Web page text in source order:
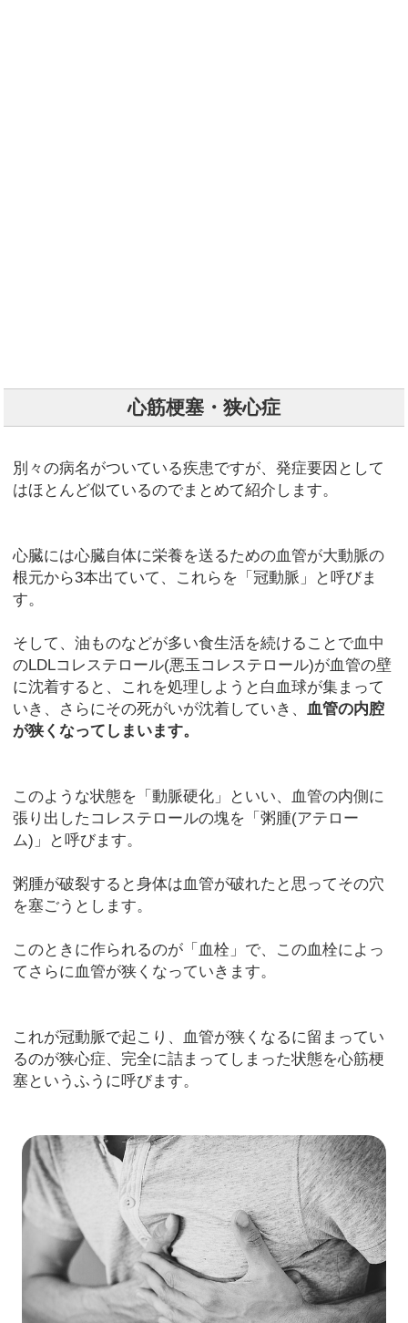
心筋梗塞・狭心症
別々の病名がついている疾患ですが、発症要因として
はほとんど似ているのでまとめて紹介します。
心臓には心臓自体に栄養を送るための血管が大動脈の
根元から3本出ていて、これらを「冠動脈」と呼びま
す。
そして、油ものなどが多い食生活を続けることで血中
のLDLコレステロール(悪玉コレステロール)が血管の壁
に沈着すると、これを処理しようと白血球が集まって
いき、さらにその死がいが沈着していき、 血管の内腔
が狭くなってしまいます。
このような状態を「動脈硬化」といい、血管の内側に
張り出したコレステロールの塊を「粥腫(アテロー
ム)」と呼びます。
粥腫が破裂すると身体は血管が破れたと思ってその穴
を塞ごうとします。
このときに作られるのが「血栓」で、この血栓によっ
てさらに血管が狭くなっていきます。
これが冠動脈で起こり、血管が狭くなるに留まってい
るのが狭心症、完全に詰まってしまった状態を心筋梗
塞というふうに呼びます。